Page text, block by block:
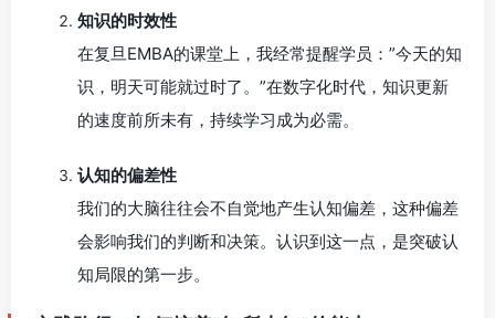
知识的时效性
在复旦EMBA的课堂上，我经常提醒学员：”今天的知
识，明天可能就过时了。”在数字化时代，知识更新
的速度前所未有，持续学习成为必需。
认知的偏差性
我们的大脑往往会不自觉地产生认知偏差，这种偏差
会影响我们的判断和决策。认识到这一点，是突破认
知局限的第一步。